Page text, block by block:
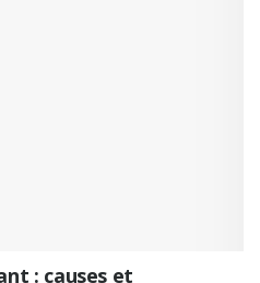
: causes et